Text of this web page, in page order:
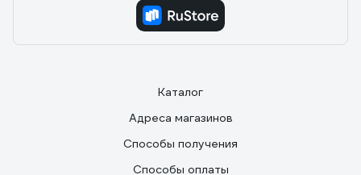
Каталог
Адреса магазинов
Способы получения
Способы оплаты